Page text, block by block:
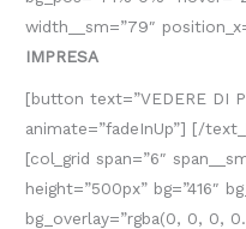
width__sm=”79″
IMPRESA
[button text=”VEDERE DI
animate=”fadeInUp”] [/
[col_grid span=”6″
height=”500px” bg=”416″
bg_overlay=”rgba(0, 0, 0,